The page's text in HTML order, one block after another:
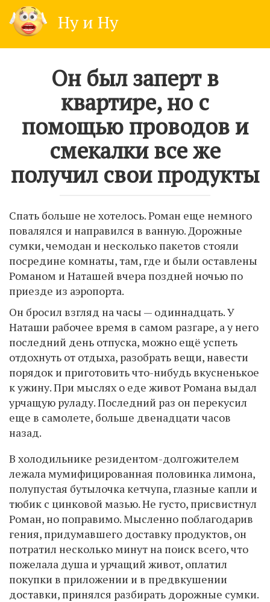
content
Ну и Ну
Он был заперт в
квартире, но с
помощью проводов и
смекалки все же
получил свои продукты
Спать больше не хотелось. Роман еще немного
повалялся и направился в ванную. Дорожные
сумки, чемодан и несколько пакетов стояли
посредине комнаты, там, где и были оставлены
Романом и Наташей вчера поздней ночью по
приезде из аэропорта.
Он бросил взгляд на часы — одиннадцать. У
Наташи рабочее время в самом разгаре, а у него
последний день отпуска, можно ещё успеть
отдохнуть от отдыха, разобрать вещи, навести
порядок и приготовить что-нибудь вкусненькое
к ужину. При мыслях о еде живот Романа выдал
урчащую руладу. Последний раз он перекусил
еще в самолете, больше двенадцати часов
назад.
В холодильнике резидентом-долгожителем
лежала мумифицированная половинка лимона,
полупустая бутылочка кетчупа, глазные капли и
тюбик с цинковой мазью. Не густо, присвистнул
Роман, но поправимо. Мысленно поблагодарив
гения, придумавшего доставку продуктов, он
потратил несколько минут на поиск всего, что
пожелала душа и урчащий живот, оплатил
покупки в приложении и в предвкушении
доставки, принялся разбирать дорожные сумки.